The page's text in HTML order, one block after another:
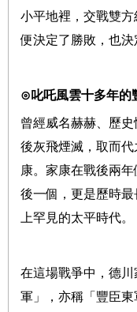
小平地裡，交戰雙
便決定了勝敗，也決
⊙叱吒風雲十多年的
曾經威名赫赫、歷
後灰飛煙滅，取而
康。家康在戰後兩
後一個，更是歷時
上罕見的太平時代。
在這場戰爭中，德
軍」，亦稱「豐臣